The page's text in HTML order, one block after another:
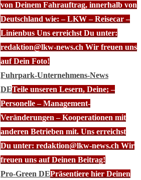
von Deinem Fahrauftrag, innerhalb von
Deutschland wie: – LKW – Reisecar –
Linienbus Uns erreichst Du unter:
redaktion@lkw-news.ch Wir freuen uns
auf Dein Foto!
Fuhrpark-Unternehmens-News
DETeile unseren Lesern, Deine; –
Personelle – Management-
Veränderungen – Kooperationen mit
anderen Betrieben mit. Uns erreichst
Du unter: redaktion@lkw-news.ch Wir
freuen uns auf Deinen Beitrag!
Pro-Green DEPräsentiere hier Deinen